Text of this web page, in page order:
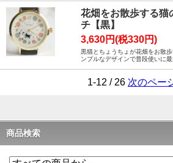
花畑をお散歩する猫
チ【黒】
3,630円(税330円)
黒猫とちょうちょが花畑をお散
ンプルなデザインで普段使いに最
1-12 / 26 次のペー
商品検索